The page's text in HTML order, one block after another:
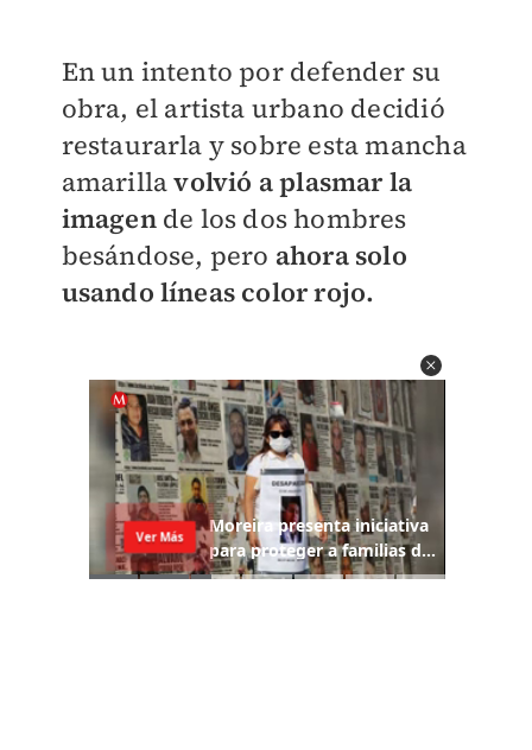
En un intento por defender su
obra, el artista urbano decidió
restaurarla y sobre esta mancha
amarillavolvió a plasmar la
imagende los dos hombres
besándose, pero ahora solo
usando líneas color rojo.